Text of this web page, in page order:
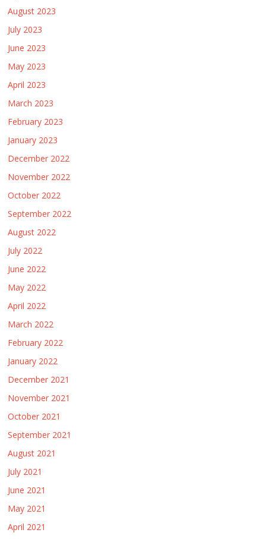
August 2023
July 2023
June 2023
May 2023
April 2023
March 2023
February 2023
January 2023
December 2022
November 2022
October 2022
September 2022
August 2022
July 2022
June 2022
May 2022
April 2022
March 2022
February 2022
January 2022
December 2021
November 2021
October 2021
September 2021
August 2021
July 2021
June 2021
May 2021
April 2021